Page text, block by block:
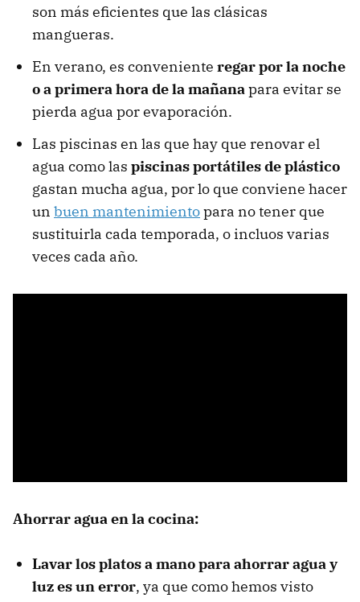
son más eficientes que las clásicas
mangueras.
En verano, es conveniente regar por la noche
o a primera hora de la mañanapara evitar se
pierda agua por evaporación.
Las piscinas en las que hay que renovar el
agua como las piscinas portátiles de plástico
gastan mucha agua, por lo que conviene hacer
un buen mantenimientopara no tener que
sustituirla cada temporada, o incluos varias
veces cada año.
Ahorrar agua en la cocina:
Lavar los platos a mano para ahorrar agua y
luz es un error, ya que como hemos visto